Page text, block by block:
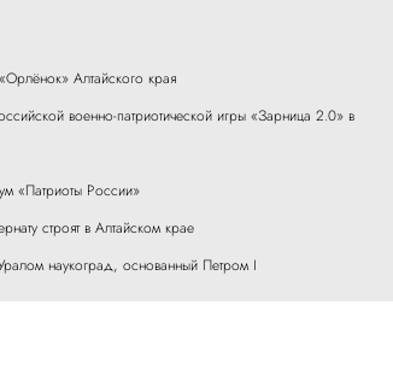
Алтайского края
военно-патриотической игры «Зарница 2.0» в
«Патриоты России»
строят в Алтайском крае
наукоград, основанный Петром I